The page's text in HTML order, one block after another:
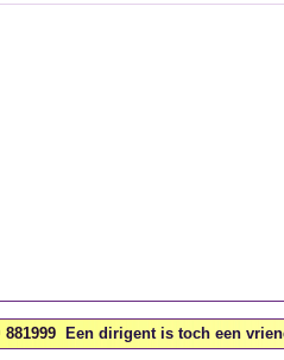
881999 Een dirigent is toch een